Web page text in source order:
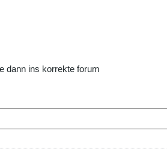
dann ins korrekte forum